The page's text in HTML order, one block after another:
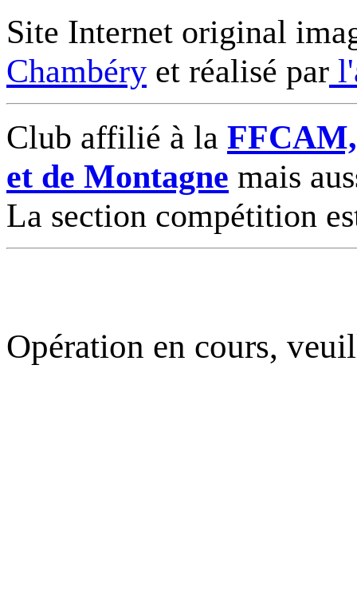
Site Internet original
Chambéry et réalisé par
Club affilié à la
et de Montagne mais
La section compétition
Opération en cours,